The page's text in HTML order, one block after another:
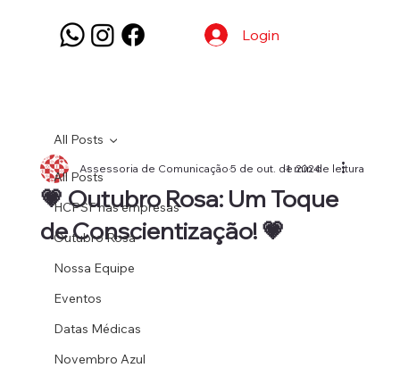
Login
All Posts
HCPSF nas empresas
Outubro Rosa
Nossa Equipe
Eventos
Datas Médicas
Novembro Azul
All Posts
💗 Outubro Rosa: Um Toque
de Conscientização! 💗
Assessoria de Comunicação5 de out. de 20241 min de leitura